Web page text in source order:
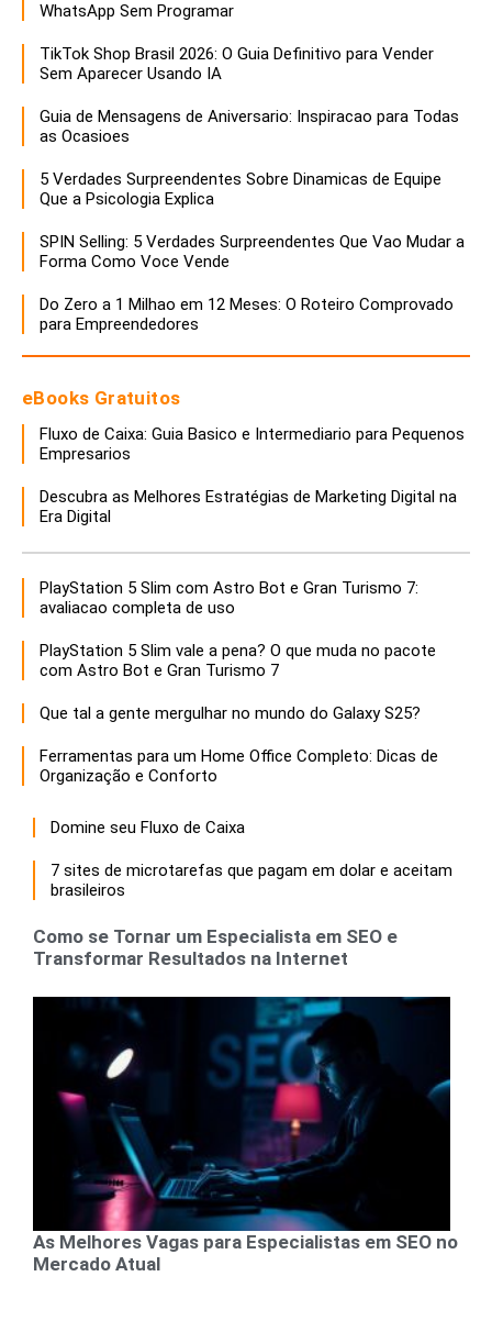
WhatsApp Sem Programar
TikTok Shop Brasil 2026: O Guia Definitivo para Vender
Sem Aparecer Usando IA
Guia de Mensagens de Aniversario: Inspiracao para Todas
as Ocasioes
5 Verdades Surpreendentes Sobre Dinamicas de Equipe
Que a Psicologia Explica
SPIN Selling: 5 Verdades Surpreendentes Que Vao Mudar a
Forma Como Voce Vende
Do Zero a 1 Milhao em 12 Meses: O Roteiro Comprovado
para Empreendedores
eBooks Gratuitos
Fluxo de Caixa: Guia Basico e Intermediario para Pequenos
Empresarios
Descubra as Melhores Estratégias de Marketing Digital na
Era Digital
PlayStation 5 Slim com Astro Bot e Gran Turismo 7:
avaliacao completa de uso
PlayStation 5 Slim vale a pena? O que muda no pacote
com Astro Bot e Gran Turismo 7
Que tal a gente mergulhar no mundo do Galaxy S25?
Ferramentas para um Home Office Completo: Dicas de
Organização e Conforto
Domine seu Fluxo de Caixa
7 sites de microtarefas que pagam em dolar e aceitam
brasileiros
Como se Tornar um Especialista em SEO e
Transformar Resultados na Internet
As Melhores Vagas para Especialistas em SEO no
Mercado Atual